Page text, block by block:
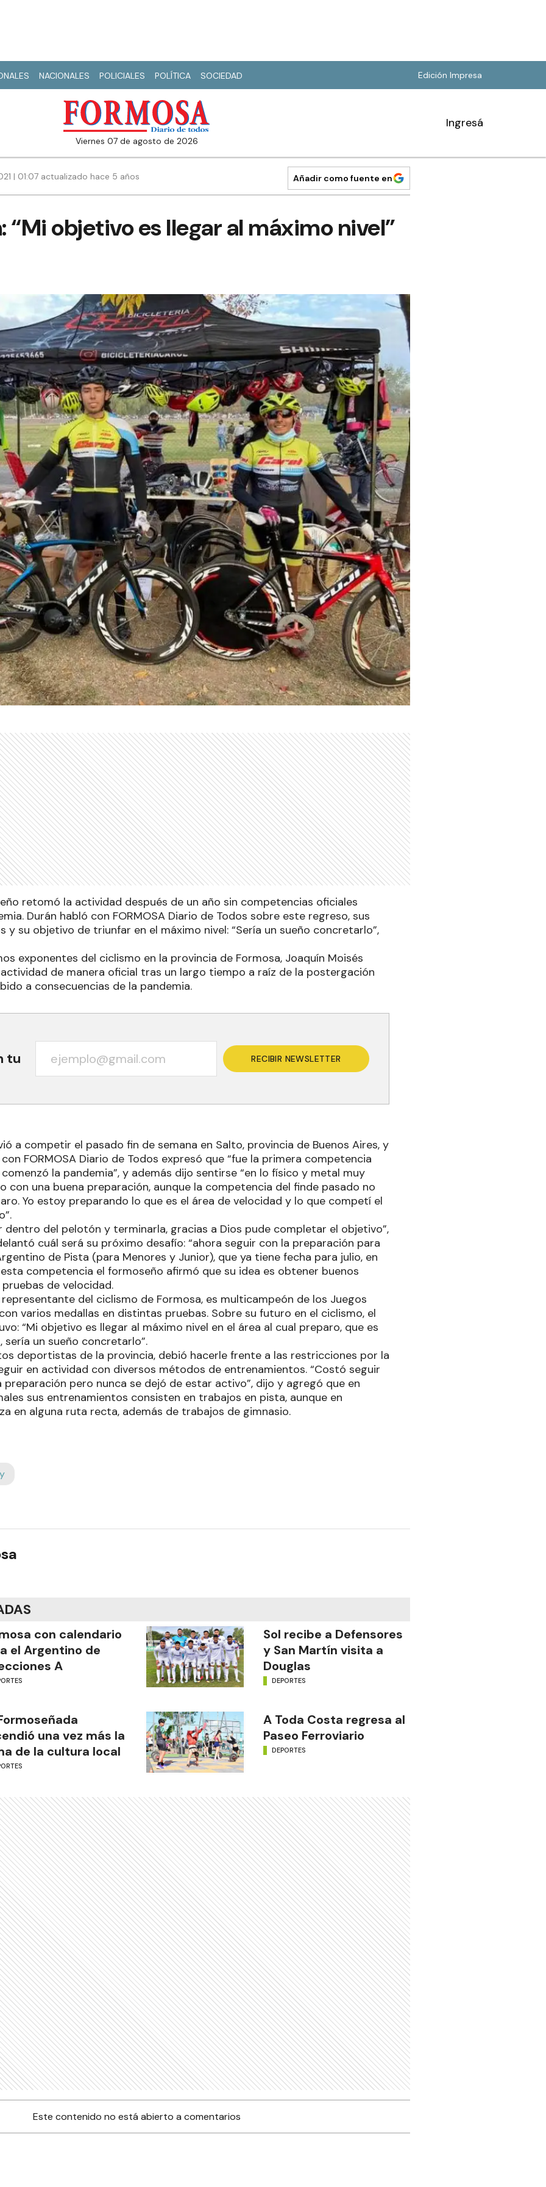
NACIONALES POLICIALES POLÍTICA SOCIEDAD Edición Impresa
viernes 07 de agosto de 2026
Ingresá
| 01:07 actualizado hace 5 años Añadir como fuente en
“Mi objetivo es llegar al máximo nivel”
retomó la actividad después de un año sin competencias oficiales
Durán habló con FORMOSA Diario de Todos sobre este regreso, sus
y su objetivo de triunfar en el máximo nivel: “Sería un sueño concretarlo”,
exponentes del ciclismo en la provincia de Formosa, Joaquín Moisés
actividad de manera oficial tras un largo tiempo a raíz de la postergación
a consecuencias de la pandemia.
tu RECIBIR NEWSLETTER
a competir el pasado fin de semana en Salto, provincia de Buenos Aires, y
FORMOSA Diario de Todos expresó que “fue la primera competencia
la pandemia”, y además dijo sentirse “en lo físico y metal muy
con una buena preparación, aunque la competencia del finde pasado no
Yo estoy preparando lo que es el área de velocidad y lo que competí el
dentro del pelotón y terminarla, gracias a Dios pude completar el objetivo”,
cuál será su próximo desafío: “ahora seguir con la preparación para
de Pista (para Menores y Junior), que ya tiene fecha para julio, en
competencia el formoseño afirmó que su idea es obtener buenos
de velocidad.
del ciclismo de Formosa, es multicampeón de los Juegos
varios medallas en distintas pruebas. Sobre su futuro en el ciclismo, el
“Mi objetivo es llegar al máximo nivel en el área al cual preparo, que es
sería un sueño concretarlo”.
deportistas de la provincia, debió hacerle frente a las restricciones por la
en actividad con diversos métodos de entrenamientos. “Costó seguir
pero nunca se dejó de estar activo”, dijo y agregó que en
sus entrenamientos consisten en trabajos en pista, aunque en
en alguna ruta recta, además de trabajos de gimnasio.
con calendario
el Argentino de
A
Sol recibe a Defensores
y San Martín visita a
Douglas
DEPORTES
una vez más la
de la cultura local
A Toda Costa regresa al
Paseo Ferroviario
DEPORTES
Este contenido no está abierto a comentarios